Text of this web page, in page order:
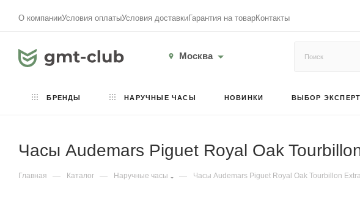
О компанииУсловия оплатыУсловия доставкиГарантия на товарКонтакты
Москва
БРЕНДЫ НАРУЧНЫЕ ЧАСЫ НОВИНКИ ВЫБОР
Часы Audemars Piguet Royal Oak
Главная — Каталог — Наручные часы — Часы Audemars Piguet Royal Oak Tourbillon